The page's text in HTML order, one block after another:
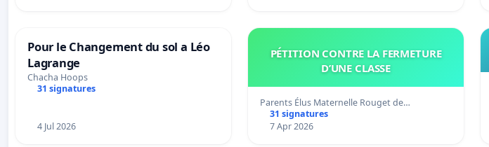
Pour le Changement du sol a Léo
Lagrange
Chacha Hoops
31 signatures
4 Jul 2026
PÉTITION CONTRE LA FERMETURE
D’UNE CLASSE
Parents Élus Maternelle Rouget de…
31 signatures
7 Apr 2026